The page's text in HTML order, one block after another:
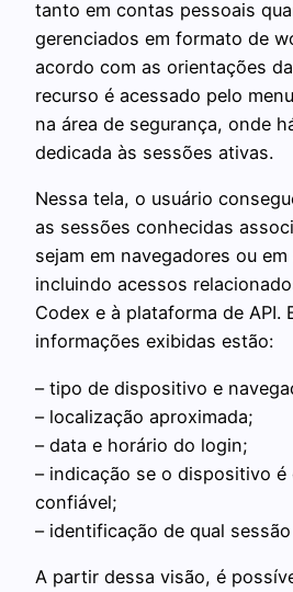
tanto em contas pessoais
gerenciados em formato de
acordo com as orientações
recurso é acessado pelo
na área de segurança, onde
dedicada às sessões ativas.
Nessa tela, o usuário
as sessões conhecidas
sejam em navegadores ou
incluindo acessos
Codex e à plataforma de API.
informações exibidas estão:
– tipo de dispositivo e
– localização aproximada;
– data e horário do login;
– indicação se o dispositivo é
confiável;
– identificação de qual
A partir dessa visão, é